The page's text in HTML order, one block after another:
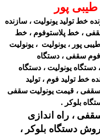
پور
خط تولید یونولیت ، سازنده
، خط پلاستوفوم ، خط
پور ، یونولیت ، یونولیت
سقفی ، دستگاه
یونولیت ، دستگاه
خط تولید فوم ، تولید
سقفی ، قیمت یونولیت سقفی
بلوکر .
، راه اندازی
دستگاه بلوکر ،